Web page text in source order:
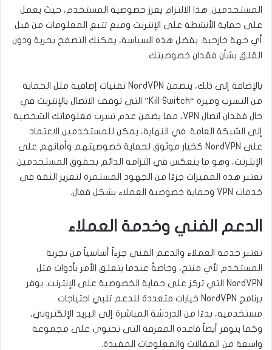
المستخدمين. هذا الالتزام يعزز خصوصية المستخدم، حيث يعمل
على حماية الأنشطة على الإنترنت ومنع تتبع المعلومات من قبل
أي جهة خارجية. بفضل هذه السياسة، يمكنك التصفح بحرية ودون
القلق بشأن فقدان خصوصيتك.
بالإضافة إلى ذلك، يتضمن NordVPN تقنيات إضافية مثل الحماية
من التسرب وميزة “Kill Switch” التي توقف الاتصال بالإنترنت في
حال فقدان اتصال VPN، مما يضمن عدم تسرب معلوماتك الشخصية
إلى الشبكة العامة. في النهاية، يمكن للمستخدمين الاعتماد
على NordVPN كخيار موثوق لحماية خصوصيتهم وأمانهم على
الإنترنت، وهو ما ينعكس في التزامه الدائم بحقوق المستخدمين.
تعتبر هذه المميزات جزءًا من الجهود المستمرة لتعزيز الثقة في
خدمات VPN وحماية خصوصية العملاء بشكل فعال.
الدعم الفني وخدمة العملاء
تعتبر خدمة العملاء والدعم الفني جزءاً أساسياً من تجربة
المستخدم لأي منتج، وخاصةً عندما يتعلق الأمر بأدوات مثل
NordVPN التي تركز على حماية الخصوصية على الإنترنت. يوفر
برنامج NordVPN خيارات متعددة للدعم تلبي احتياجات
مستخدميه، بدءًا من الدردشة المباشرة إلى البريد الإلكتروني،
وكما يتوفر أيضاً قاعدة المعرفة التي تحتوي على مجموعة
واسعة من المقالات والمعلومات المفيدة.